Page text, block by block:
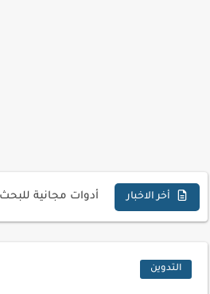
أخر الاخبار
التدوين